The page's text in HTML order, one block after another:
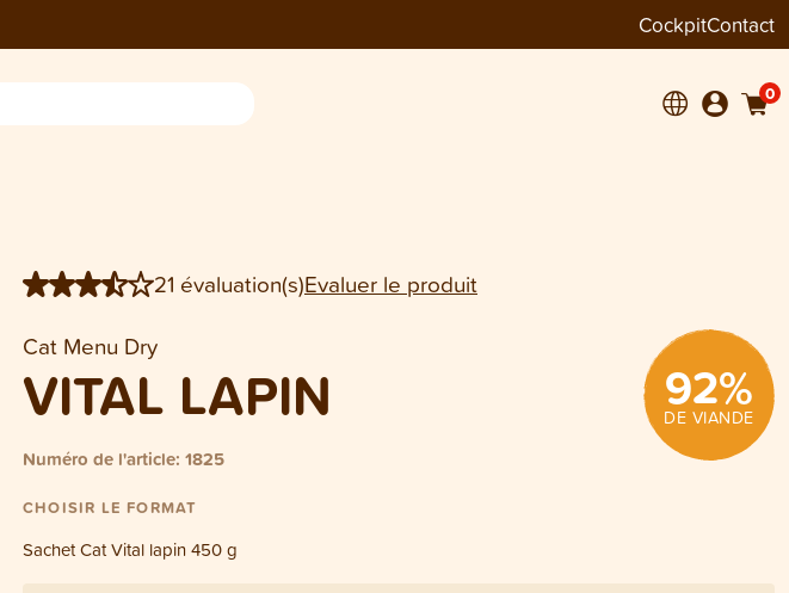
CockpitContact
0
Sachet Cat Vital lapin 450 g −
21 évaluation(s)Evaluer le produit
Cat Menu Dry
VITAL LAPIN
Numéro de l'article: 1825
92%
DE VIANDE
CHOISIR LE FORMAT
Sachet Cat Vital lapin 450 g